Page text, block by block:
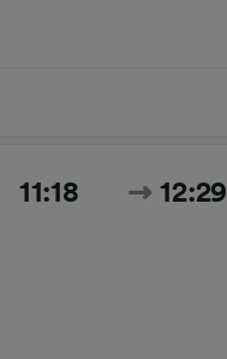
11:18 12:29